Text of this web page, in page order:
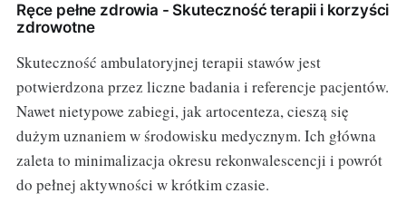
Ręce pełne zdrowia - Skuteczność terapii i korzyści
zdrowotne
Skuteczność ambulatoryjnej terapii stawów jest
potwierdzona przez liczne badania i referencje pacjentów.
Nawet nietypowe zabiegi, jak artocenteza, cieszą się
dużym uznaniem w środowisku medycznym. Ich główna
zaleta to minimalizacja okresu rekonwalescencji i powrót
do pełnej aktywności w krótkim czasie.